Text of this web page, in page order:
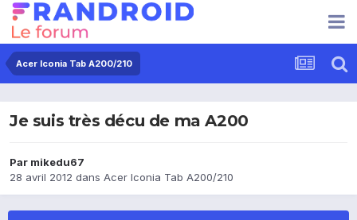
Acer Iconia Tab A200/210
Je suis très décu de ma A200
Par mikedu67
28 avril 2012 dans Acer Iconia Tab A200/210